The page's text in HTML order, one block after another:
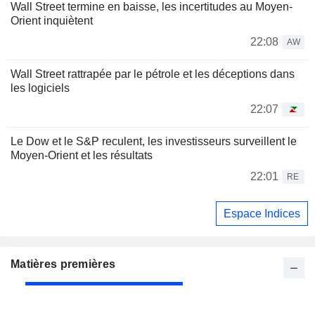
Wall Street termine en baisse, les incertitudes au Moyen-
Orient inquiètent
22:08
AW
Wall Street rattrapée par le pétrole et les déceptions dans
les logiciels
22:07
Le Dow et le S&P reculent, les investisseurs surveillent le
Moyen-Orient et les résultats
22:01
RE
Espace Indices
Matières premières